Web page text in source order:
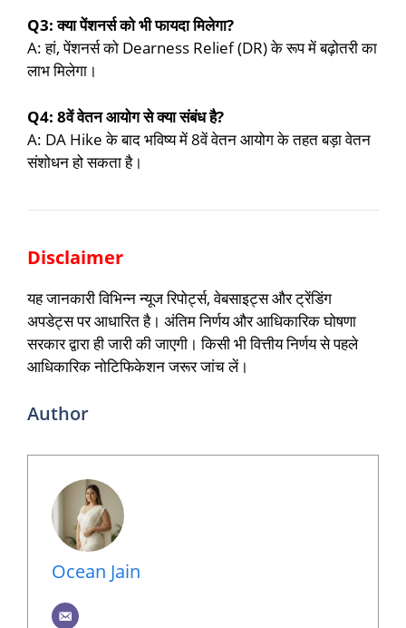
Q3: क्या पेंशनर्स को भी फायदा मिलेगा?
A: हां, पेंशनर्स को Dearness Relief (DR) के रूप में बढ़ोतरी का
लाभ मिलेगा।
Q4: 8वें वेतन आयोग से क्या संबंध है?
A: DA Hike के बाद भविष्य में 8वें वेतन आयोग के तहत बड़ा वेतन
संशोधन हो सकता है।
Disclaimer
यह जानकारी विभिन्न न्यूज रिपोर्ट्स, वेबसाइट्स और ट्रेंडिंग
अपडेट्स पर आधारित है। अंतिम निर्णय और आधिकारिक घोषणा
सरकार द्वारा ही जारी की जाएगी। किसी भी वित्तीय निर्णय से पहले
आधिकारिक नोटिफिकेशन जरूर जांच लें।
Author
Ocean Jain